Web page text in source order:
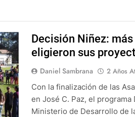
Decisión Niñez:
eligieron sus
Daniel Sambrana 2 Años
Con la finalización de las
en José C. Paz, el
Ministerio de Desarrollo de